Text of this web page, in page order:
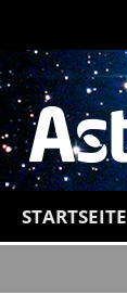
STARTSEITE